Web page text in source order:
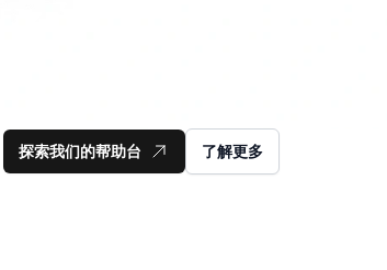
探索我们的帮助台 了解更多